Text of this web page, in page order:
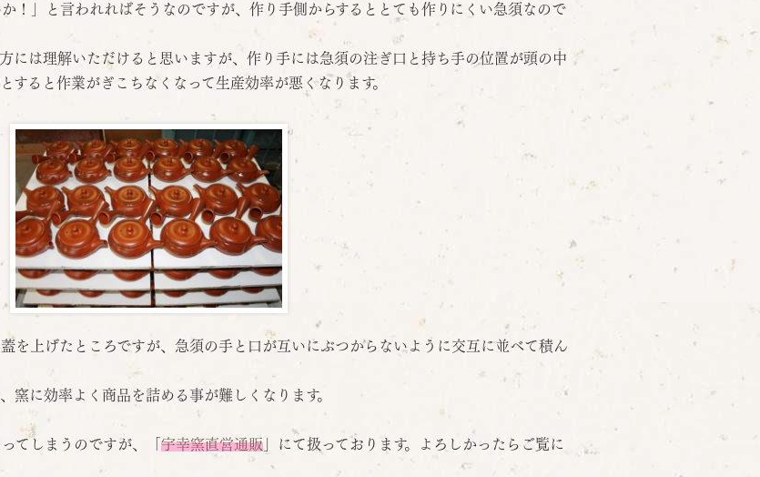
！」と言われればそうなのですが、作り手側からするととても作りにくい急須なので
には理解いただけると思いますが、作り手には急須の注ぎ口と持ち手の位置が頭の中
すると作業がぎこちなくなって生産効率が悪くなります。
を上げたところですが、急須の手と口が互いにぶつからないように交互に並べて積ん
窯に効率よく商品を詰める事が難しくなります。
てしまうのですが、「 宇幸窯直営通販 」にて扱っております。よろしかったらご覧に